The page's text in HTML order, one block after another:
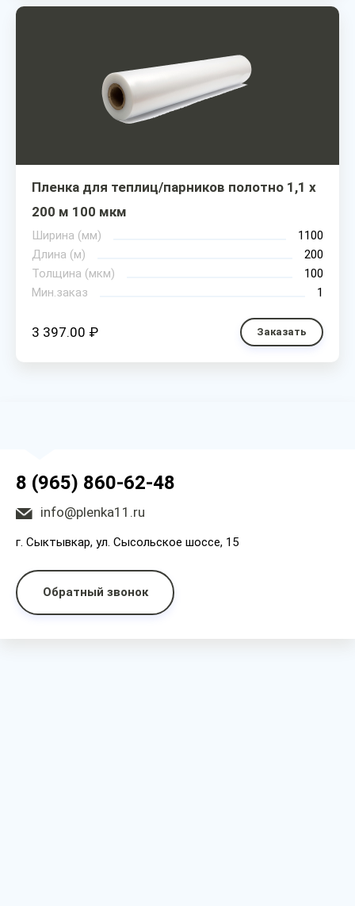
Пленка для теплиц/парников полотно 1,1 х
200 м 100 мкм
Ширина (мм)
1100
Длина (м)
200
Толщина (мкм)
100
Мин.заказ
1
3 397.00 ₽ Заказать
8 (965) 860-62-48
info@plenka11.ru
г. Сыктывкар, ул. Сысольское шоссе, 15
Обратный звонок